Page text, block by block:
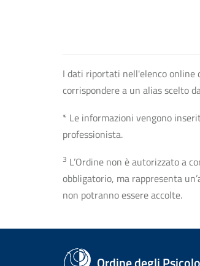
I dati riportati nell'elenco online
corrispondere a un alias scelto
* Le informazioni vengono
professionista.
3 L’Ordine non è autorizzato a
obbligatorio, ma rappresenta
non potranno essere accolte.